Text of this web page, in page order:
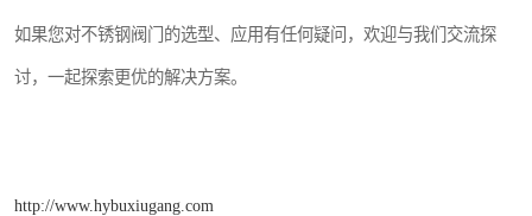
如果您对不锈钢阀门的选型、应用有任何疑问，欢迎与我们交流探
讨，一起探索更优的解决方案。
http://www.hybuxiugang.com